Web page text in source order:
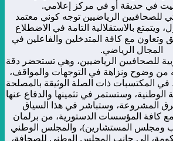
في حديقة أو في مركز إعلامي.
للصحافيين الرياضيين توجه كوني معتمد
ويتمتع بالاستقلالية التامة في الاضطلاع
وتعاون مع كافة المتدخلين والفاعلين في
المجال الرياضي.
للصحافيين الرياضيين، وهي تستحضر دقة
من وضوح ونزاهة في التوجهات والمواقف،
المكتسبات ذات الصلة الوثيقة بالمصلحة
الوطنية، وستستمر في تثمينها والدفاع عنها
المشروعة، وستباشر في هذا السياق
مع كافة المؤسسات الدستورية، من برلمان
ومجلس المستشارين)، والمجلس الوطني
إلى جانب المجلس الوطني للصحافة،